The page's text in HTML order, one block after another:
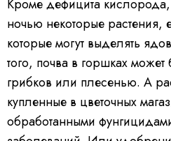
Кроме дефицита
ночью некоторые растения,
которые могут выделять
того, почва в горшках
грибков или плесенью. А
купленные в цветочных
обработанными